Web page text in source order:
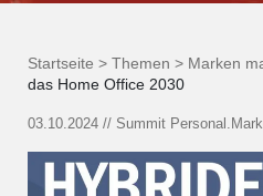
Startseite > Themen > Marken
das Home Office 2030
03.10.2024 // Summit